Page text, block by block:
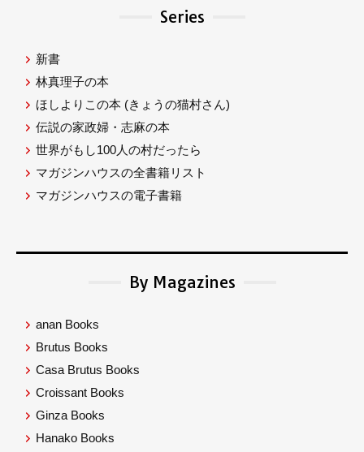
Series
新書
林真理子の本
ほしよりこの本 (きょうの猫村さん)
伝説の家政婦・志麻の本
世界がもし100人の村だったら
マガジンハウスの全書籍リスト
マガジンハウスの電子書籍
By Magazines
anan Books
Brutus Books
Casa Brutus Books
Croissant Books
Ginza Books
Hanako Books